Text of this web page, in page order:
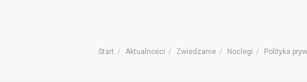
Start Aktualności Zwiedzanie Noclegi Polityka